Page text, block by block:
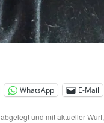
WhatsApp E-Mail
abgelegt und mitaktueller Wurf,